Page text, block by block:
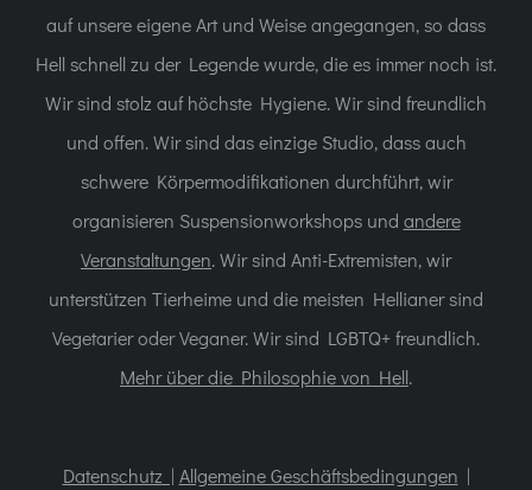
auf unsere eigene Art und Weise angegangen, so dass
Hell schnell zu der Legende wurde, die es immer noch ist.
Wir sind stolz auf höchste Hygiene. Wir sind freundlich
und offen. Wir sind das einzige Studio, dass auch
schwere Körpermodifikationen durchführt, wir
organisieren Suspensionworkshops und andere
Veranstaltungen. Wir sind Anti-Extremisten, wir
unterstützen Tierheime und die meisten Hellianer sind
Vegetarier oder Veganer. Wir sind LGBTQ+ freundlich.
Mehr über die Philosophie von Hell.
Datenschutz | Allgemeine Geschäftsbedingungen |